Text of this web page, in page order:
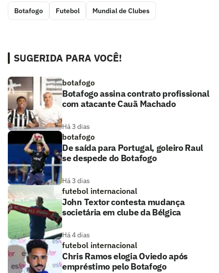
Botafogo Futebol Mundial de Clubes
SUGERIDA PARA VOCÊ!
botafogo
Botafogo assina contrato profissional
com atacante Cauã Machado
Há 3 dias
botafogo
De saída para Portugal, goleiro Raul
se despede do Botafogo
Há 3 dias
futebol internacional
John Textor contesta mudança
societária em clube da Bélgica
Há 4 dias
futebol internacional
Chris Ramos elogia Oviedo após
empréstimo pelo Botafogo